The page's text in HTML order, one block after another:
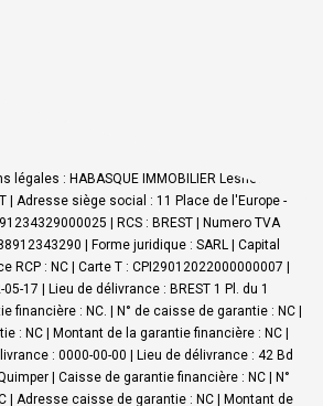
: HABASQUE IMMOBILIER Lesneven |
| Adresse siège social : 11 Place de l'Europe -
| RCS : BREST | Numero TVA
| Forme juridique : SARL | Capital
RCP : NC | Carte T : CPI29012022000000007 |
17 | Lieu de délivrance : BREST 1 Pl. du 1
financière : NC. | N° de caisse de garantie : NC |
: NC | Montant de la garantie financière : NC |
: 0000-00-00 | Lieu de délivrance : 42 Bd
| Caisse de garantie financière : NC | N°
| Adresse caisse de garantie : NC | Montant de